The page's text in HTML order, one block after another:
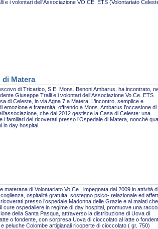
e i volontari dell'Associazione VO.CE. ETS (Volontariato
di Matera
di Tricarico, S.E. Mons. Benoni Ambarus, ha incontrato,
Giuseppe Tralli e i volontari dell’Associazione Vo.Ce. ETS
di Celeste, in via Agna 7 a Matera. L’incontro, semplice e
emozione e fraternità, offrendo a Mons. Ambarus l’occasione di
che dal 2012 gestisce la Casa di Celeste: una
familiari dei ricoverati presso l’Ospedale di Matera, nonché
in day hospital.
materana di Volontariato Vo.Ce., impegnata dal 2009 in attività di
ospitalità gratuita, sostegno psico- relazionale ed
presso l’ospedale Madonna delle Grazie e ai malati che
cure ospedaliere in regime di day hospital, promuove una
della Santa Pasqua, attraverso la distribuzione di Uova di
o fondente, con sorpresa Uova di cioccolato al latte o
peluche Colombe artigianali ricoperte di cioccolato ( gr. 750)